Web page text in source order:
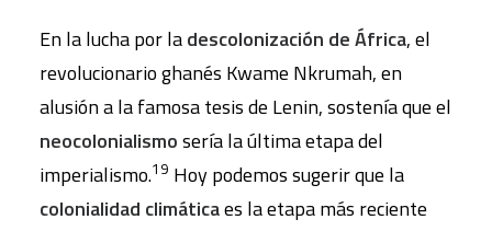
En la lucha por ladescolonización de África, el
revolucionario ghanés Kwame Nkrumah, en
alusión a la famosa tesis de Lenin, sostenía que el
neocolonialismosería la última etapa del
imperialismo.19 Hoy podemos sugerir que la
colonialidad climáticaes la etapa más reciente